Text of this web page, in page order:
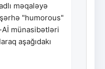
məqaləyə
"humorous"
münasibətləri
aşağıdakı